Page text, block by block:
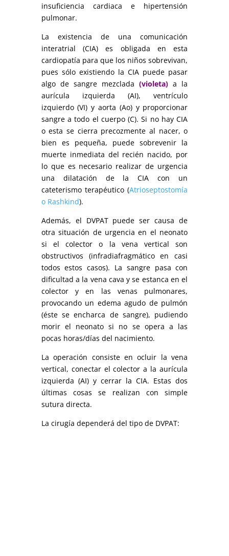
insuficiencia cardiaca e hipertensión
pulmonar.
La existencia de una comunicación
interatrial (CIA) es obligada en esta
cardiopatía para que los niños sobrevivan,
pues sólo existiendo la CIA puede pasar
algo de sangre mezclada(violeta) a la
aurícula izquierda (AI), ventrículo
izquierdo (VI) y aorta (Ao) y proporcionar
sangre a todo el cuerpo (C). Si no hay CIA
o esta se cierra precozmente al nacer, o
bien es pequeña, puede sobrevenir la
muerte inmediata del recién nacido, por
lo que es necesario realizar de urgencia
una dilatación de la CIA con un
cateterismo terapéutico (Atrioseptostomía
o Rashkind).
Además, el DVPAT puede ser causa de
otra situación de urgencia en el neonato
si el colector o la vena vertical son
obstructivos (infradiafragmático en casi
todos estos casos). La sangre pasa con
dificultad a la vena cava y se estanca en el
colector y en las venas pulmonares,
provocando un edema agudo de pulmón
(éste se encharca de sangre), pudiendo
morir el neonato si no se opera a las
pocas horas/días del nacimiento.
La operación consiste en ocluir la vena
vertical, conectar el colector a la aurícula
izquierda (AI) y cerrar la CIA. Estas dos
últimas cosas se realizan con simple
sutura directa.
La cirugía dependerá del tipo de DVPAT: